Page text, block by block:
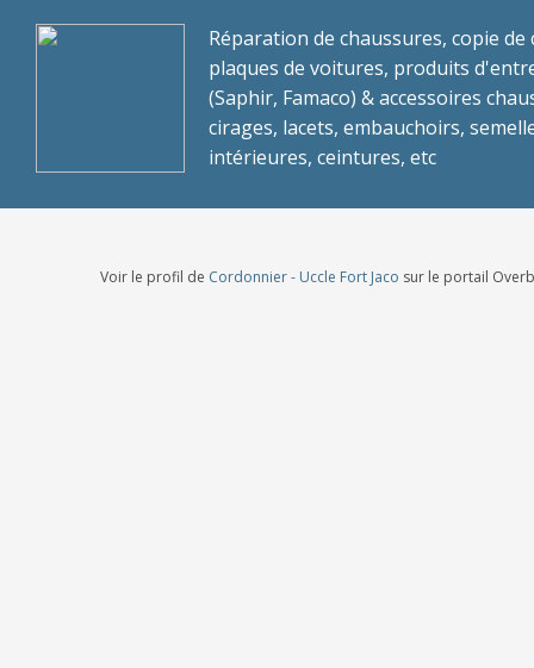
Réparation de chaussures, copie de
plaques de voitures, produits
(Saphir, Famaco) & accessoires
cirages, lacets, embauchoirs,
intérieures, ceintures, etc
Voir le profil de Cordonnier - Uccle Fort Jaco sur le portail